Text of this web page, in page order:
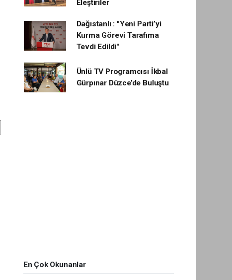
Eleştiriler
Dağıstanlı : "Yeni Parti’yi
Kurma Görevi Tarafıma
Tevdi Edildi"
Ünlü TV Programcısı İkbal
Gürpınar Düzce’de Buluştu
En Çok Okunanlar